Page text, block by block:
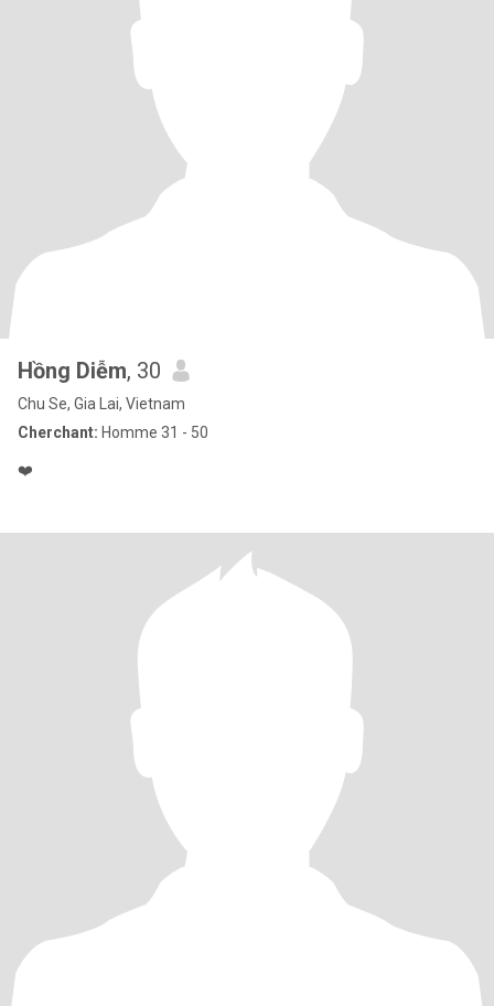
Hồng Diễm, 30
Chu Se, Gia Lai, Vietnam
Cherchant: Homme 31 - 50
❤️